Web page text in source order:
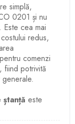
simplă,
0201 și nu
Este cea mai
redus,
comenzi
fiind potrivită
este